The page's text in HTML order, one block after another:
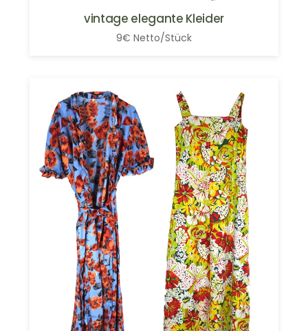
vintage elegante Kleider
9€ Netto/Stück